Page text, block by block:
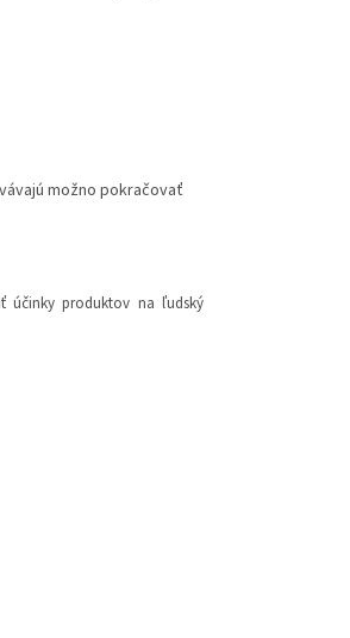
možno pokračovať
účinky produktov na ľudský